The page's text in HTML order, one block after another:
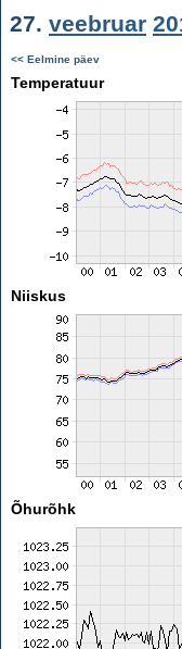
27. veebruar
<< Eelmine päev
Temperatuur
Niiskus
Õhurõhk